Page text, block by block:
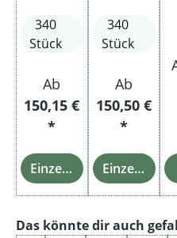
ge
340
Stück
Ab
150,15 €
*
Einzelheiten
340
Stück
Ab
150,50 €
*
Einzelheiten
Produktgalerie
Das könnte dir auch